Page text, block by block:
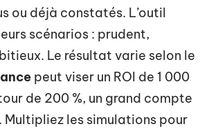
ou déjà constatés. L’outil
scénarios : prudent,
Le résultat varie selon le
peut viser un ROI de 1 000
de 200 %, un grand compte
Multipliez les simulations pour